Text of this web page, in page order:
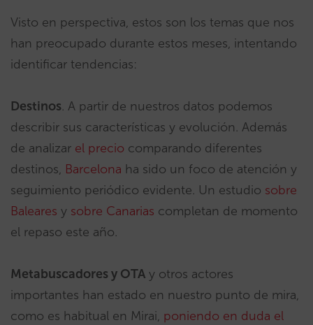
Visto en perspectiva, estos son los temas que nos
han preocupado durante estos meses, intentando
identificar tendencias:
Destinos. A partir de nuestros datos podemos
describir sus características y evolución. Además
de analizar el precio comparando diferentes
destinos, Barcelona ha sido un foco de atención y
seguimiento periódico evidente. Un estudio sobre
Baleares y sobre Canarias completan de momento
el repaso este año.
Metabuscadores y OTA y otros actores
importantes han estado en nuestro punto de mira,
como es habitual en Mirai, poniendo en duda el